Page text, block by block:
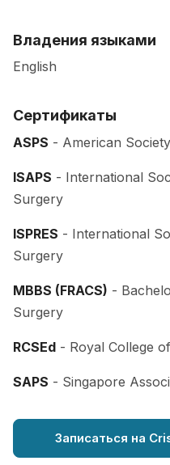
Владения языками
English
Сертификаты
ASPS - American
ISAPS - International
Surgery
ISPRES - International
Surgery
MBBS (FRACS) -
Surgery
RCSEd - Royal College
SAPS - Singapore
Записаться на